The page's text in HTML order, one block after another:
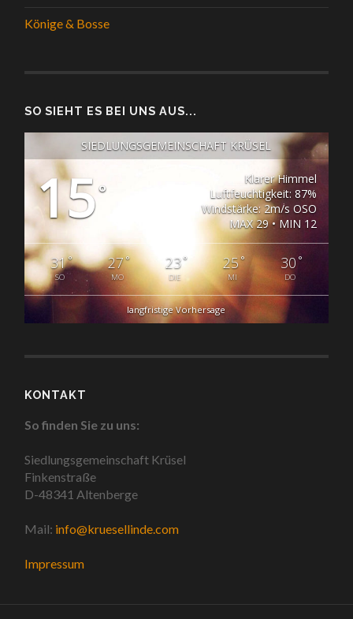
Könige & Bosse
SO SIEHT ES BEI UNS AUS...
SIEDLUNGSGEMEINSCHAFT KRÜSEL
15°
Klarer Himmel
Luftfeuchtigkeit: 87%
Windstärke: 2m/s OSO
MAX 29 • MIN 12
31°
SO
27°
MO
23°
DIE
25°
MI
30 °
DO
langfristige Vorhersage
KONTAKT
So finden Sie zu uns:
Siedlungsgemeinschaft Krüsel
Finkenstraße
D-48341 Altenberge
Mail: info@kruesellinde.com
Impressum